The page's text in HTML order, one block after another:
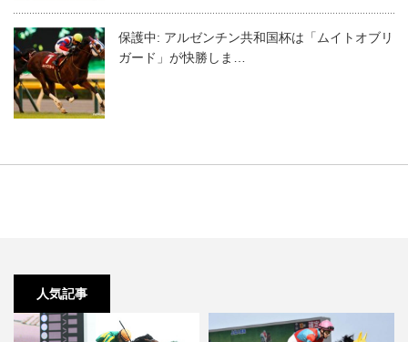
保護中: アルゼンチン共和国杯は「ムイトオブリ
ガード」が快勝しま…
人気記事